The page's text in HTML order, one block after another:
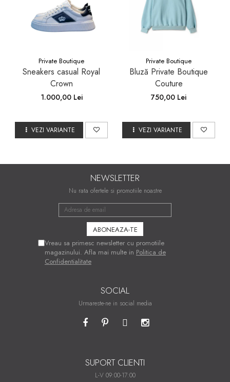
Private Boutique
Sneakers casual Royal
Crown
1.000,00 Lei
VEZI VARIANTE
Private Boutique
Bluză Private Boutique
Couture
750,00 Lei
VEZI VARIANTE
NEWSLETTER
Nu rata ofertele si promotiile noastre
Vreau sa primesc newsletter cu promotiile
magazinului. Afla mai multe in Politica de
Confidentialitate
SOCIAL
Urmareste-ne in social media
SUPORT CLIENTI
L-V 09:00-17:00